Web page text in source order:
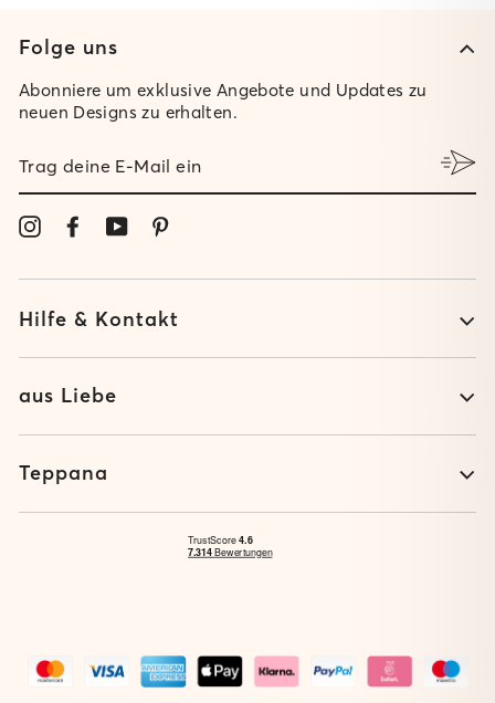
Hilfe & Kontakt
aus Liebe
Teppana
Folge uns
Abonniere um exklusive Angebote und Updates zu
neuen Designs zu erhalten.
DEINE
E-
MAIL
EIN InstagramFacebook
YouTube